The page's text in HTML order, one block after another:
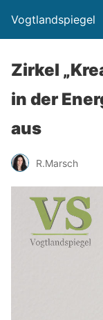
Vogtlandspiegel
Zirkel
in der
aus
R.Marsch